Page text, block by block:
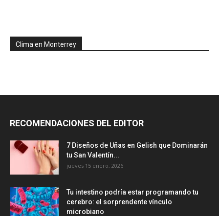
Clima en Monterrey
RECOMENDACIONES DEL EDITOR
7 Diseños de Uñas en Gelish que Dominarán
tu San Valentín...
jueves 15 enero, 2026
Tu intestino podría estar programando tu
cerebro: el sorprendente vínculo
microbiano